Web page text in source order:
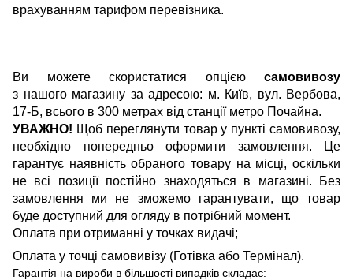
врахуванням тарифом перевізника.
Ви можете скористатися опцією самовивозу
з нашого магазину за адресою: м. Київ, вул. Вербова,
17-Б, всього в 300 метрах від станції метро Почайна.
УВАЖНО! Щоб переглянути товар у пункті самовивозу,
необхідно попередньо оформити замовлення. Це
гарантує наявність обраного товару на місці, оскільки
не всі позиції постійно знаходяться в магазині. Без
замовлення ми не зможемо гарантувати, що товар
буде доступний для огляду в потрібний момент.
Оплата при отриманні у точках видачі;
Оплата у точці самовивізу (Готівка або Термінал).
Гарантія на вироби в більшості випадків складає: